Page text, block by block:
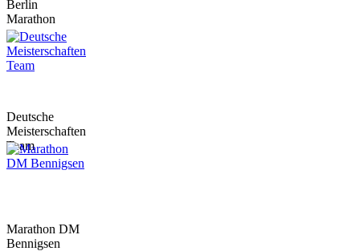
Berlin
Marathon
Deutsche
Meisterschaften
Team
Marathon DM
Bennigsen